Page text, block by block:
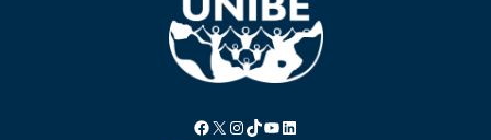
Facebook X InstagramTikTok YouTube LinkedIn